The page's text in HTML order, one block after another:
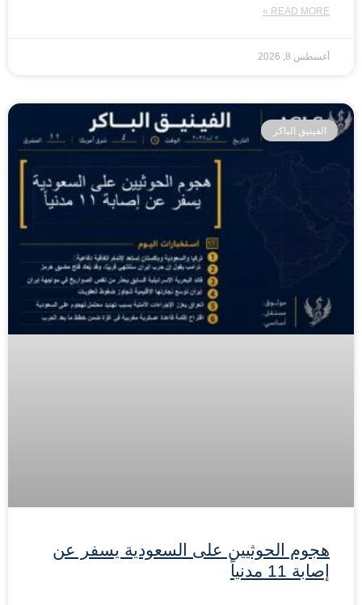
READ MORE »
أغسطس 8, 2026
الفينيق الباكر
هجوم الحوثيين على السعودية يسفر عن
إصابة 11 مدنياً